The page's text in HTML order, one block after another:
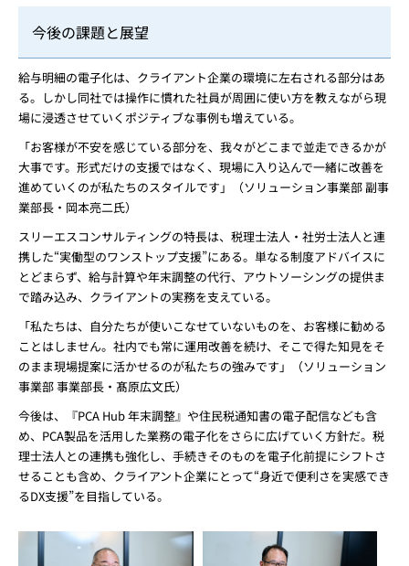
今後の課題と展望
給与明細の電子化は、クライアント企業の環境に左右される部分はあ
る。しかし同社では操作に慣れた社員が周囲に使い方を教えながら現
場に浸透させていくポジティブな事例も増えている。
「お客様が不安を感じている部分を、我々がどこまで並走できるかが
大事です。形式だけの支援ではなく、現場に入り込んで一緒に改善を
進めていくのが私たちのスタイルです」（ソリューション事業部 副事
業部長・岡本亮二氏）
スリーエスコンサルティングの特長は、税理士法人・社労士法人と連
携した“実働型のワンストップ支援”にある。単なる制度アドバイスに
とどまらず、給与計算や年末調整の代行、アウトソーシングの提供ま
で踏み込み、クライアントの実務を支えている。
「私たちは、自分たちが使いこなせていないものを、お客様に勧める
ことはしません。社内でも常に運用改善を続け、そこで得た知見をそ
のまま現場提案に活かせるのが私たちの強みです」（ソリューション
事業部 事業部長・髙原広文氏）
今後は、『PCA Hub 年末調整』や住民税通知書の電子配信なども含
め、PCA製品を活用した業務の電子化をさらに広げていく方針だ。税
理士法人との連携も強化し、手続きそのものを電子化前提にシフトさ
せることも含め、クライアント企業にとって“身近で便利さを実感でき
るDX支援”を目指している。